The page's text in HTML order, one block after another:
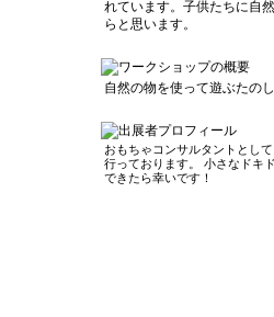
れています。子供たちに自
らと思います。
自然の物を使って遊ぶたの
おもちゃコンサルタントとし
行っております。 小さなドキ
できたら幸いです！